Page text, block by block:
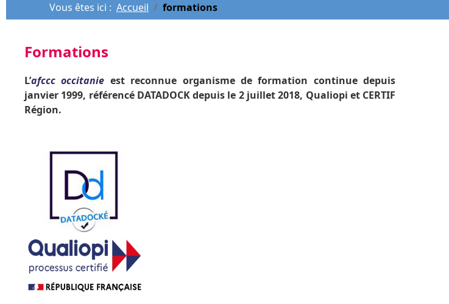
Vous êtes ici : Accueil formations
Formations
L’afccc occitanie est reconnue organisme de formation continue depuis
janvier 1999, référencé DATADOCK depuis le 2 juillet 2018, Qualiopi et CERTIF
Région.